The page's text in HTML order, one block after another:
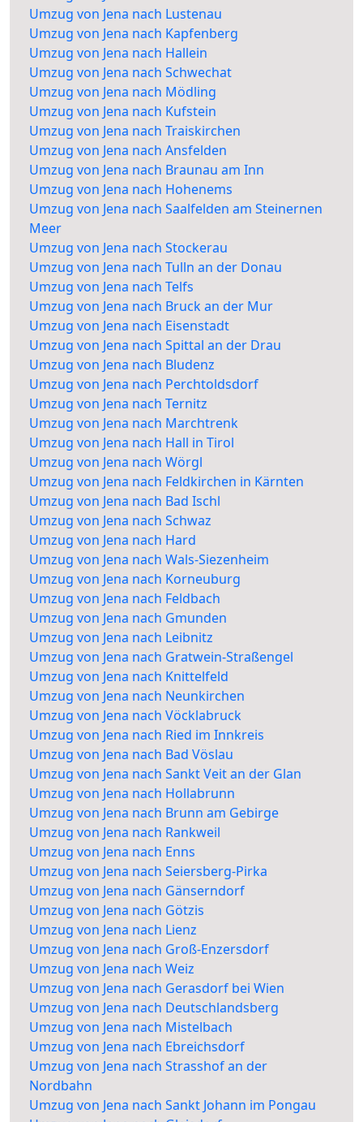
Umzug von Jena nach Lustenau
Umzug von Jena nach Kapfenberg
Umzug von Jena nach Hallein
Umzug von Jena nach Schwechat
Umzug von Jena nach Mödling
Umzug von Jena nach Kufstein
Umzug von Jena nach Traiskirchen
Umzug von Jena nach Ansfelden
Umzug von Jena nach Braunau am Inn
Umzug von Jena nach Hohenems
Umzug von Jena nach Saalfelden am Steinernen
Meer
Umzug von Jena nach Stockerau
Umzug von Jena nach Tulln an der Donau
Umzug von Jena nach Telfs
Umzug von Jena nach Bruck an der Mur
Umzug von Jena nach Eisenstadt
Umzug von Jena nach Spittal an der Drau
Umzug von Jena nach Bludenz
Umzug von Jena nach Perchtoldsdorf
Umzug von Jena nach Ternitz
Umzug von Jena nach Marchtrenk
Umzug von Jena nach Hall in Tirol
Umzug von Jena nach Wörgl
Umzug von Jena nach Feldkirchen in Kärnten
Umzug von Jena nach Bad Ischl
Umzug von Jena nach Schwaz
Umzug von Jena nach Hard
Umzug von Jena nach Wals-Siezenheim
Umzug von Jena nach Korneuburg
Umzug von Jena nach Feldbach
Umzug von Jena nach Gmunden
Umzug von Jena nach Leibnitz
Umzug von Jena nach Gratwein-Straßengel
Umzug von Jena nach Knittelfeld
Umzug von Jena nach Neunkirchen
Umzug von Jena nach Vöcklabruck
Umzug von Jena nach Ried im Innkreis
Umzug von Jena nach Bad Vöslau
Umzug von Jena nach Sankt Veit an der Glan
Umzug von Jena nach Hollabrunn
Umzug von Jena nach Brunn am Gebirge
Umzug von Jena nach Rankweil
Umzug von Jena nach Enns
Umzug von Jena nach Seiersberg-Pirka
Umzug von Jena nach Gänserndorf
Umzug von Jena nach Götzis
Umzug von Jena nach Lienz
Umzug von Jena nach Groß-Enzersdorf
Umzug von Jena nach Weiz
Umzug von Jena nach Gerasdorf bei Wien
Umzug von Jena nach Deutschlandsberg
Umzug von Jena nach Mistelbach
Umzug von Jena nach Ebreichsdorf
Umzug von Jena nach Strasshof an der
Nordbahn
Umzug von Jena nach Sankt Johann im Pongau